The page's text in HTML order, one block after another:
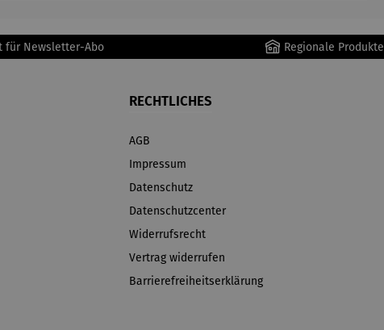
für Newsletter-Abo Regionale Produkte
RECHTLICHES
AGB
Impressum
Datenschutz
Datenschutzcenter
Widerrufsrecht
Vertrag widerrufen
Barrierefreiheitserklärung